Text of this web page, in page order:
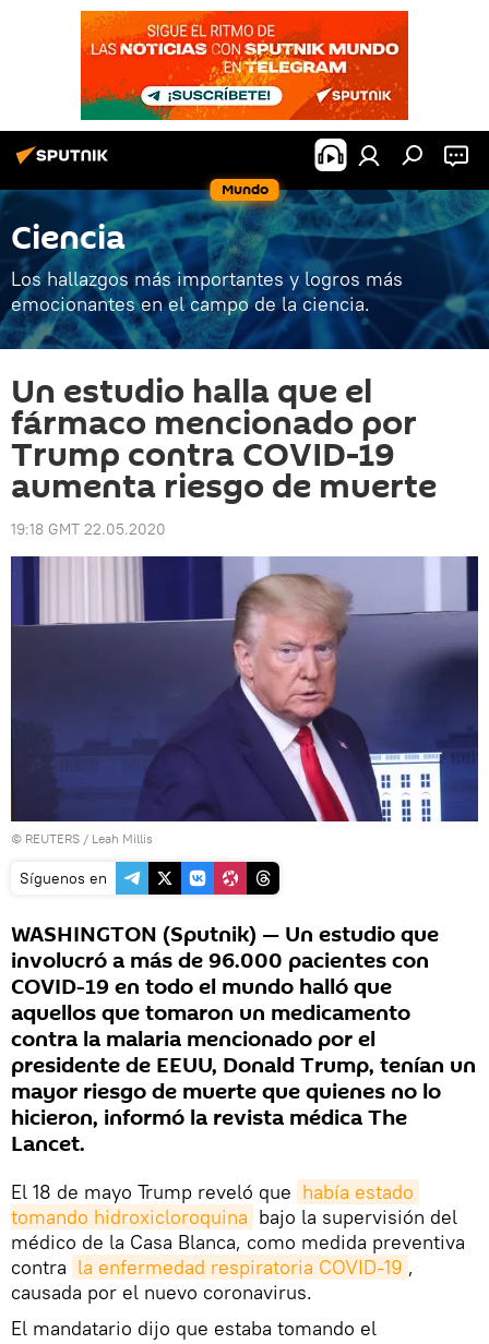
Mundo
Ciencia
Los hallazgos más importantes y logros más
emocionantes en el campo de la ciencia.
Un estudio halla que el
fármaco mencionado por
Trump contra COVID-19
aumenta riesgo de muerte
19:18 GMT 22.05.2020
© REUTERS / Leah Millis
Síguenos en
WASHINGTON (Sputnik) — Un estudio que
involucró a más de 96.000 pacientes con
COVID-19 en todo el mundo halló que
aquellos que tomaron un medicamento
contra la malaria mencionado por el
presidente de EEUU, Donald Trump, tenían un
mayor riesgo de muerte que quienes no lo
hicieron, informó la revista médica The
Lancet.
El 18 de mayo Trump reveló que había estado
tomando hidroxicloroquina bajo la supervisión del
médico de la Casa Blanca, como medida preventiva
contra la enfermedad respiratoria COVID-19 ,
causada por el nuevo coronavirus.
El mandatario dijo que estaba tomando el